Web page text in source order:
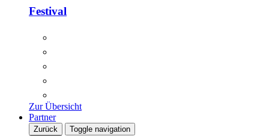
Festival
Zur Übersicht
Partner
Zurück
Toggle navigation